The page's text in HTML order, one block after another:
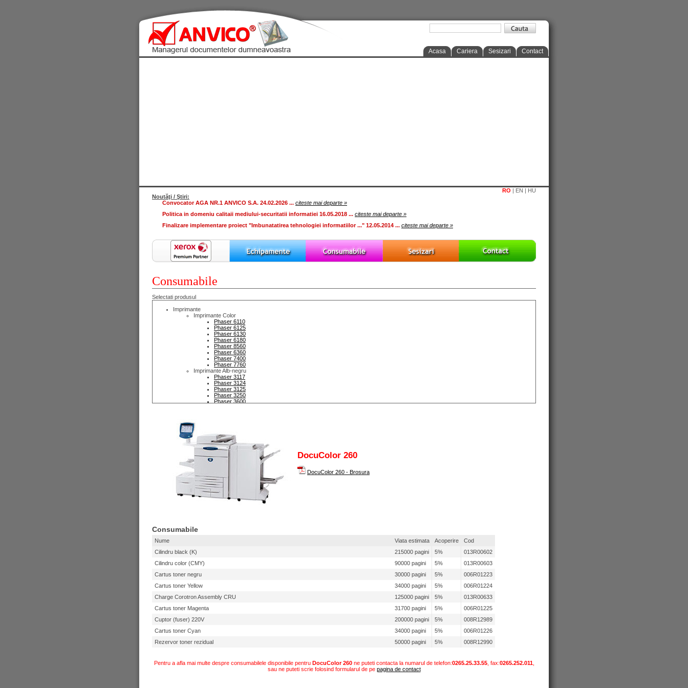
Acasa Cariera Sesizari Contact
RO | EN | HU
Noutăţi / Ştiri:
Convocator AGA NR.1 ANVICO S.A. 24.02.2026 ... citeste mai departe »
Politica in domeniu calitaii mediului-securitatii informatiei 16.05.2018 ... citeste mai departe »
Finalizare implementare proiect "Imbunatatirea tehnologiei informatiilor ..." 12.05.2014 ... citeste mai departe »
Consumabile
Selectati produsul
Imprimante
Imprimante Color
Phaser 6110
Phaser 6125
Phaser 6130
Phaser 6180
Phaser 8560
Phaser 6360
Phaser 7400
Phaser 7760
Imprimante Alb-negru
Phaser 3117
Phaser 3124
Phaser 3125
Phaser 3250
Phaser 3600
Copiatoare
Copiatoare Color
WorkCentre 7132
WorkCentre 7228
WorkCentre 7235
WorkCentre 7245
Copiatoare Alb-negru pana la 20 ppm
CopyCentre C118
Copiatoare Alb-negru peste 20 ppm
WorkCentre 5225
Multifunctionale
Multifunctionale Color
Phaser 6115 MFP
WorkCentre 3119
DocuColor 260
DocuColor 260 - Brosura
Consumabile
Nume Viata estimata Acoperire
Cod
Cilindru black (K)
215000 pagini 5%
013R00602
Cilindru color (CMY)
90000 pagini 5%
013R00603
Cartus toner negru
30000 pagini 5%
006R01223
Cartus toner Yellow
34000 pagini 5%
006R01224
Charge Corotron Assembly CRU
125000 pagini 5%
013R00633
Cartus toner Magenta
31700 pagini 5%
006R01225
Cuptor (fuser) 220V
200000 pagini 5%
008R12989
Cartus toner Cyan
34000 pagini 5%
006R01226
Rezervor toner rezidual
50000 pagini 5% 008R12990
Pentru a afla mai multe despre consumabilele disponibile pentru DocuColor 260ne puteti contacta la numarul de telefon:0265.25.33.55, fax:0265.252.011,
sau ne puteti scrie folosind formularul de pe pagina de contact